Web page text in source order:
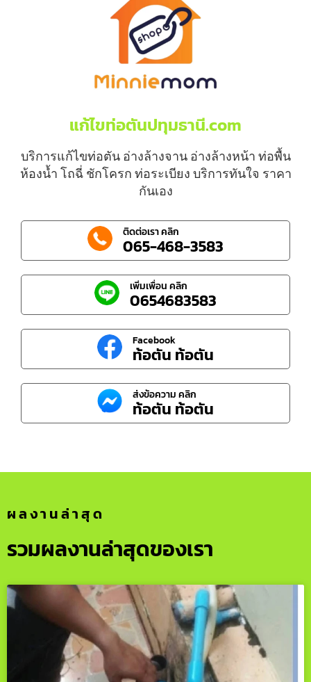
แก้ไขท่อตันปทุมธานี.com
บริการแก้ไขท่อตัน อ่างล้างจาน อ่างล้างหน้า ท่อพื้น
ห้องน้ำ โถฉี่ ชักโครก ท่อระเบียง บริการทันใจ ราคา
กันเอง
ติดต่อเรา คลิก
065-468-3583
เพิ่มเพื่อน คลิก
0654683583
Facebook
ท้อตัน ท้อตัน
ส่งข้อความ คลิก
ท้อตัน ท้อตัน
ผลงานล่าสุด
รวมผลงานล่าสุดของเรา